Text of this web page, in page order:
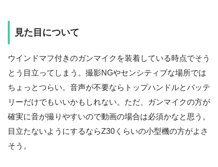
見た目について
ウインドマフ付きのガンマイクを装着している時点でそう
とう目立ってしまう。撮影NGやセンシティブな場所では
ちょっとつらい。音声が不要ならトップハンドルとバッテ
リーだけでもいいかもしれない。ただ、ガンマイクの方が
確実に音が撮りやすいので動画の場合は必須かなと思う。
目立たないようにするならZ30くらいの小型機の方がよさ
そう。